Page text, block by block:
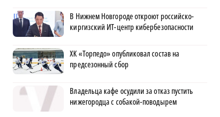
В Нижнем Новгороде откроют российско-
киргизский ИТ-центр кибербезопасности
ХК «Торпедо» опубликовал состав на
предсезонный сбор
Владельца кафе осудили за отказ пустить
нижегородца с собакой-поводырем